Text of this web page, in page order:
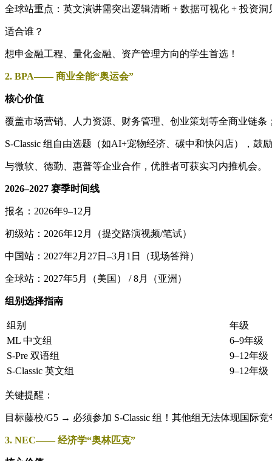
全球站重点：英文演讲需突出逻辑清晰 + 数据可视化 + 投资洞
适合谁？
想申金融工程、量化金融、资产管理方向的学生首选！
2. BPA—— 商业全能“奥运会”
核心价值
覆盖市场营销、人力资源、财务管理、创业策划等全商业链条
S-Classic 组自由选题（如AI+宠物经济、碳中和快闪店），鼓
与微软、德勤、惠普等企业合作，优胜者可获实习内推机会。
2026–2027 赛季时间线
报名：2026年9–12月
初级站：2026年12月（提交路演视频/笔试）
中国站：2027年2月27日–3月1日（现场答辩）
全球站：2027年5月（美国） / 8月（亚洲）
组别选择指南
组别
年级
ML 中文组
6–9年级
S-Pre 双语组
9–12年级
S-Classic 英文组
9–12年级
关键提醒：
目标藤校/G5 → 必须参加 S-Classic 组！其他组无法体现国际竞
3. NEC—— 经济学“奥林匹克”